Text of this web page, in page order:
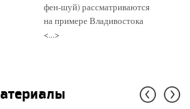
фен-шуй) рассматриваются
на примере Владивостока
<...>